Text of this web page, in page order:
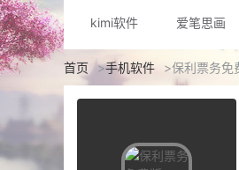
kimi软件 爱笔思画
首页 >手机软件 >保利票务免